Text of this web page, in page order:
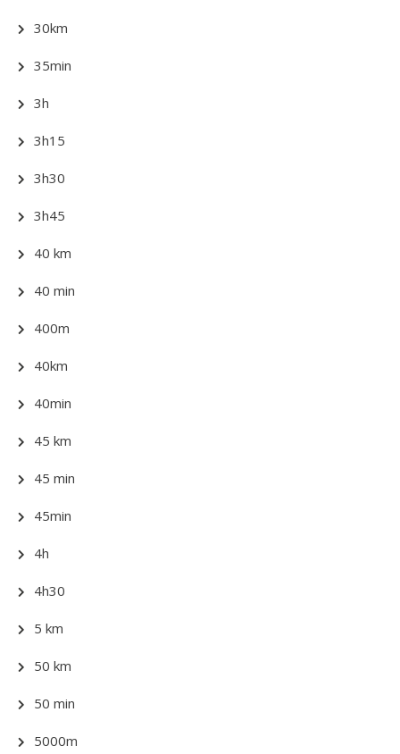
30km
35min
3h
3h15
3h30
3h45
40 km
40 min
400m
40km
40min
45 km
45 min
45min
4h
4h30
5 km
50 km
50 min
5000m